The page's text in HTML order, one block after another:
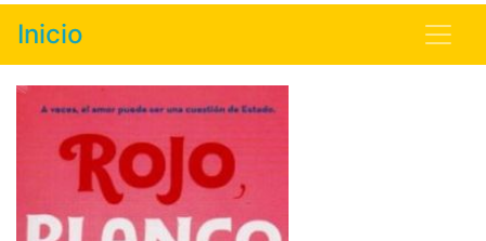
Inicio